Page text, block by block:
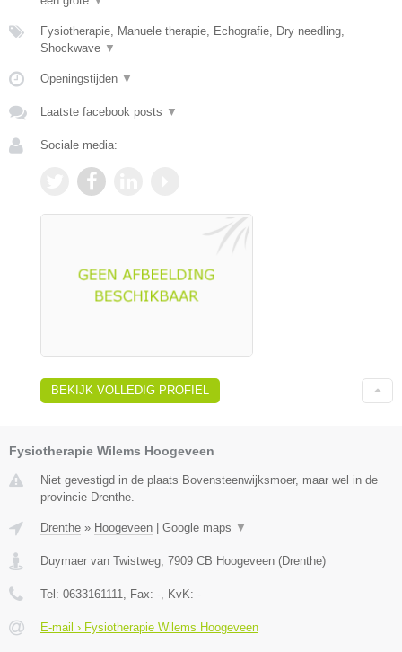
Fysiotherapie, Manuele therapie, Echografie, Dry needling,
Shockwave ▼
Openingstijden ▼
Laatste facebook posts ▼
Sociale media:
BEKIJK VOLLEDIG PROFIEL
Fysiotherapie Wilems Hoogeveen
Niet gevestigd in de plaats Bovensteenwijksmoer, maar wel in de
provincie Drenthe.
Drenthe » Hoogeveen | Google maps ▼
Duymaer van Twistweg 7909 CB Hoogeveen (Drenthe)
Tel: 0633161111 , Fax: - , KvK: -
E-mail › Fysiotherapie Wilems Hoogeveen